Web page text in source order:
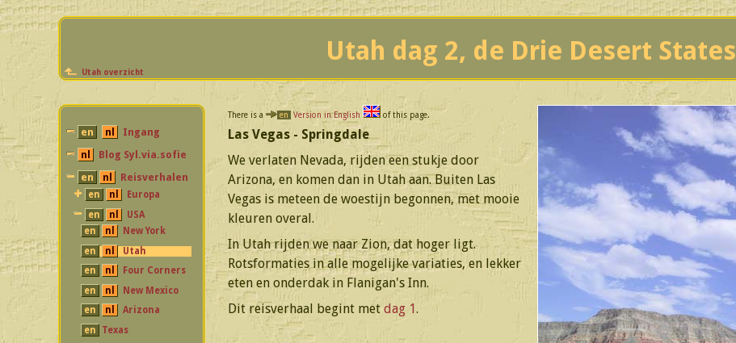
Utah dag 2, de Drie Desert States
Utah overzicht
There is a en Version in English of this page.
Las Vegas - Springdale
We verlaten Nevada, rijden een stukje door
Arizona, en komen dan in Utah aan. Buiten Las
Vegas is meteen de woestijn begonnen, met mooie
kleuren overal.
In Utah rijden we naar Zion, dat hoger ligt.
Rotsformaties in alle mogelijke variaties, en lekker
eten en onderdak in Flanigan's Inn.
Dit reisverhaal begint met dag 1.
en nl
Ingang
nl
Blog Syl.via.sofie
en
nl Reisverhalen
en nl
Europa
en
nl
USA
en
nl
New York
en
nl
Utah
en
nl
Four Corners
en
nl
New Mexico
en
nl
Arizona
en
Texas